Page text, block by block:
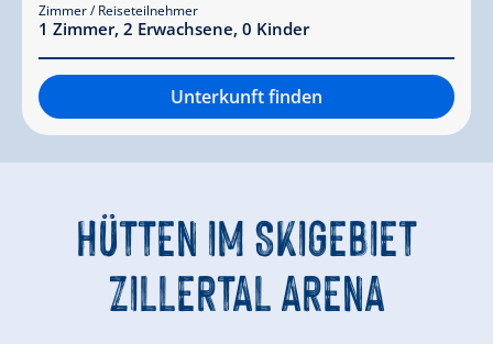
Zimmer / Reiseteilnehmer
1 Zimmer, 2 Erwachsene, 0 Kinder
Unterkunft finden
HÜTTEN IM SKIGEBIET
ZILLERTAL ARENA